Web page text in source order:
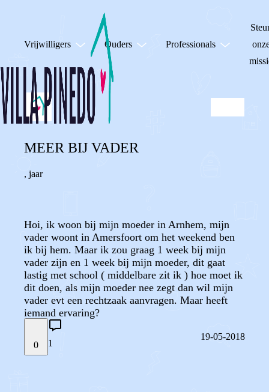
Vrijwilligers Ouders Professionals
MEER BIJ VADER
, jaar
Hoi, ik woon bij mijn moeder in Arnhem, mijn
vader woont in Amersfoort om het weekend ben
ik bij hem. Maar ik zou graag 1 week bij mijn
vader zijn en 1 week bij mijn moeder, dit gaat
lastig met school ( middelbare zit ik ) hoe moet ik
dit doen, als mijn moeder nee zegt dan wil mijn
vader evt een rechtzaak aanvragen. Maar heeft
iemand ervaring?
0 1
19-05-2018